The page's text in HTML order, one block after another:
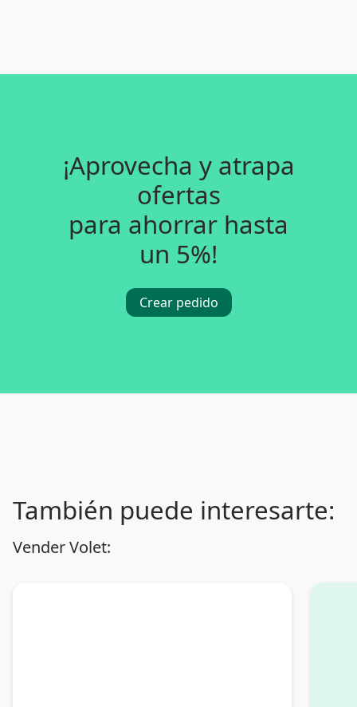
¡Aprovecha y atrapa
ofertas
para ahorrar hasta
un 5%!
Crear pedido
También puede interesarte:
Vender Volet: